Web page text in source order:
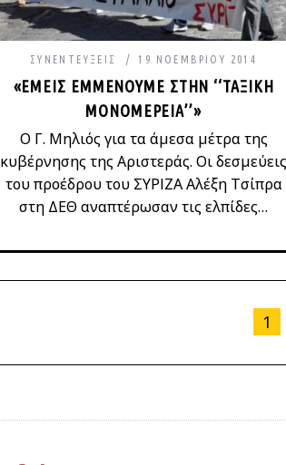
ΣΥΝΕΝΤΕΎΞΕΙΣ 19 ΝΟΕΜΒΡΊΟΥ 2014
«ΕΜΕΊΣ ΕΜΜΈΝΟΥΜΕ ΣΤΗΝ ‘‘ΤΑΞΙΚΉ
ΜΟΝΟΜΈΡΕΙΑ’’»
Ο Γ. Μηλιός για τα άμεσα μέτρα της
κυβέρνησης της Αριστεράς. Οι δεσμεύεις
του προέδρου του ΣΥΡΙΖΑ Αλέξη Τσίπρα
στη ΔΕΘ αναπτέρωσαν τις ελπίδες…
1